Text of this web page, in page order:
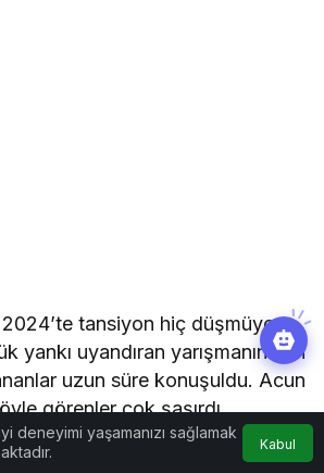
tansiyon hiç düşmüyor.
yankı uyandıran yarışmanın son
uzun süre konuşuldu. Acun
görenler çok şaşırdı.
Acun Ilıcalı “Siz ne
deneyimi yaşamanızı sağlamak
Kabul